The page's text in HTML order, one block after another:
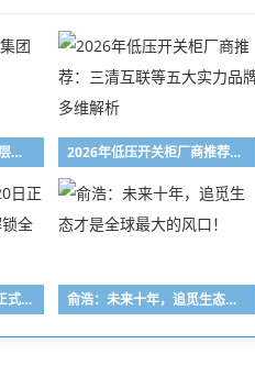
上汽集团与飞书达成集团层面合作协议 2026年低压开关柜厂商推荐：三清互联等五大实力品牌多维解析
全球首款大阔折4月20日正式亮相：支持手写笔 解锁全新编创场景 俞浩：未来十年，追觅生态才是全球最大的风口！